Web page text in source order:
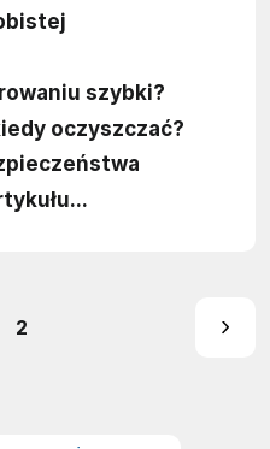
szybki?
oczyszczać?
2